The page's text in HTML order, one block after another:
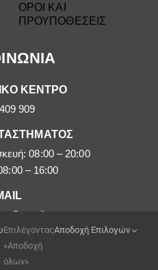
ΚΕΝΤΡΟ
909
08:00 – 20:00
– 16:00
ΟΡΟΙ ΚΑΙ
ΠΡΟΥΠΟΘΕΣΕΙΣ
Επιλέγοντας
«Αποδοχή
όλων»
Αποδοχή Επιλογών